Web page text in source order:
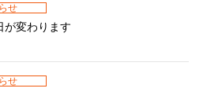
せ
が変わります
せ